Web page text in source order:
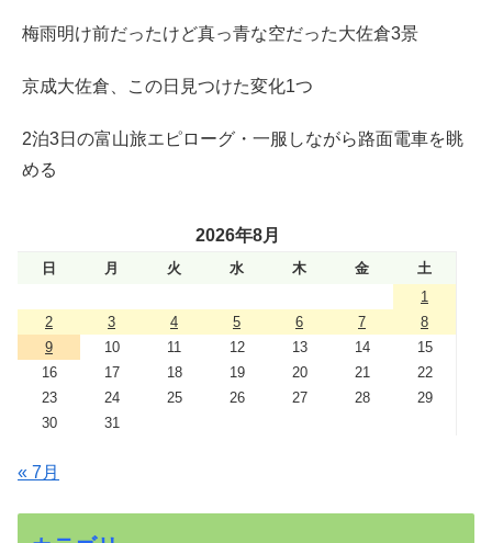
梅雨明け前だったけど真っ青な空だった大佐倉3景
京成大佐倉、この日見つけた変化1つ
2泊3日の富山旅エピローグ・一服しながら路面電車を眺
める
2026年8月
日 月 火 水 木 金
土
1
2
3 4 5 6 7
8
9
10 11 12 13 14
15
16
17 18 19 20 21
22
23
24 25 26 27 28
29
30
31
« 7月